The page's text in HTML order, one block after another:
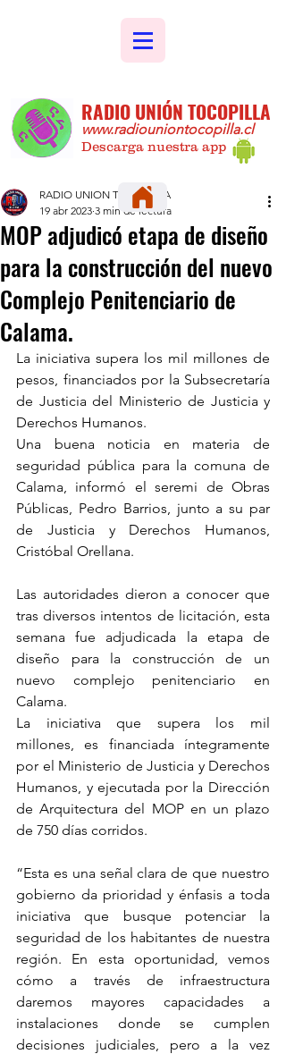
RADIO UNIÓN TOCOPILLA
www.radiouniontocopilla.cl
Descarga nuestra app
MOP adjudicó etapa de diseño
para la construcción del nuevo
Complejo Penitenciario de
Calama.
RADIO UNION TOCOPILLA
19 abr 2023 3 min de lectura
La iniciativa supera los mil millones de
pesos, financiados por la Subsecretaría
de Justicia del Ministerio de Justicia y
Derechos Humanos.
Una buena noticia en materia de
seguridad pública para la comuna de
Calama, informó el seremi de Obras
Públicas, Pedro Barrios, junto a su par
de Justicia y Derechos Humanos,
Cristóbal Orellana.
Las autoridades dieron a conocer que
tras diversos intentos de licitación, esta
semana fue adjudicada la etapa de
diseño para la construcción de un
nuevo complejo penitenciario en
Calama.
La iniciativa que supera los mil
millones, es financiada íntegramente
por el Ministerio de Justicia y Derechos
Humanos, y ejecutada por la Dirección
de Arquitectura del MOP en un plazo
de 750 días corridos.
“Esta es una señal clara de que nuestro
gobierno da prioridad y énfasis a toda
iniciativa que busque potenciar la
seguridad de los habitantes de nuestra
región. En esta oportunidad, vemos
cómo a través de infraestructura
daremos mayores capacidades a
instalaciones donde se cumplen
decisiones judiciales, pero a la vez